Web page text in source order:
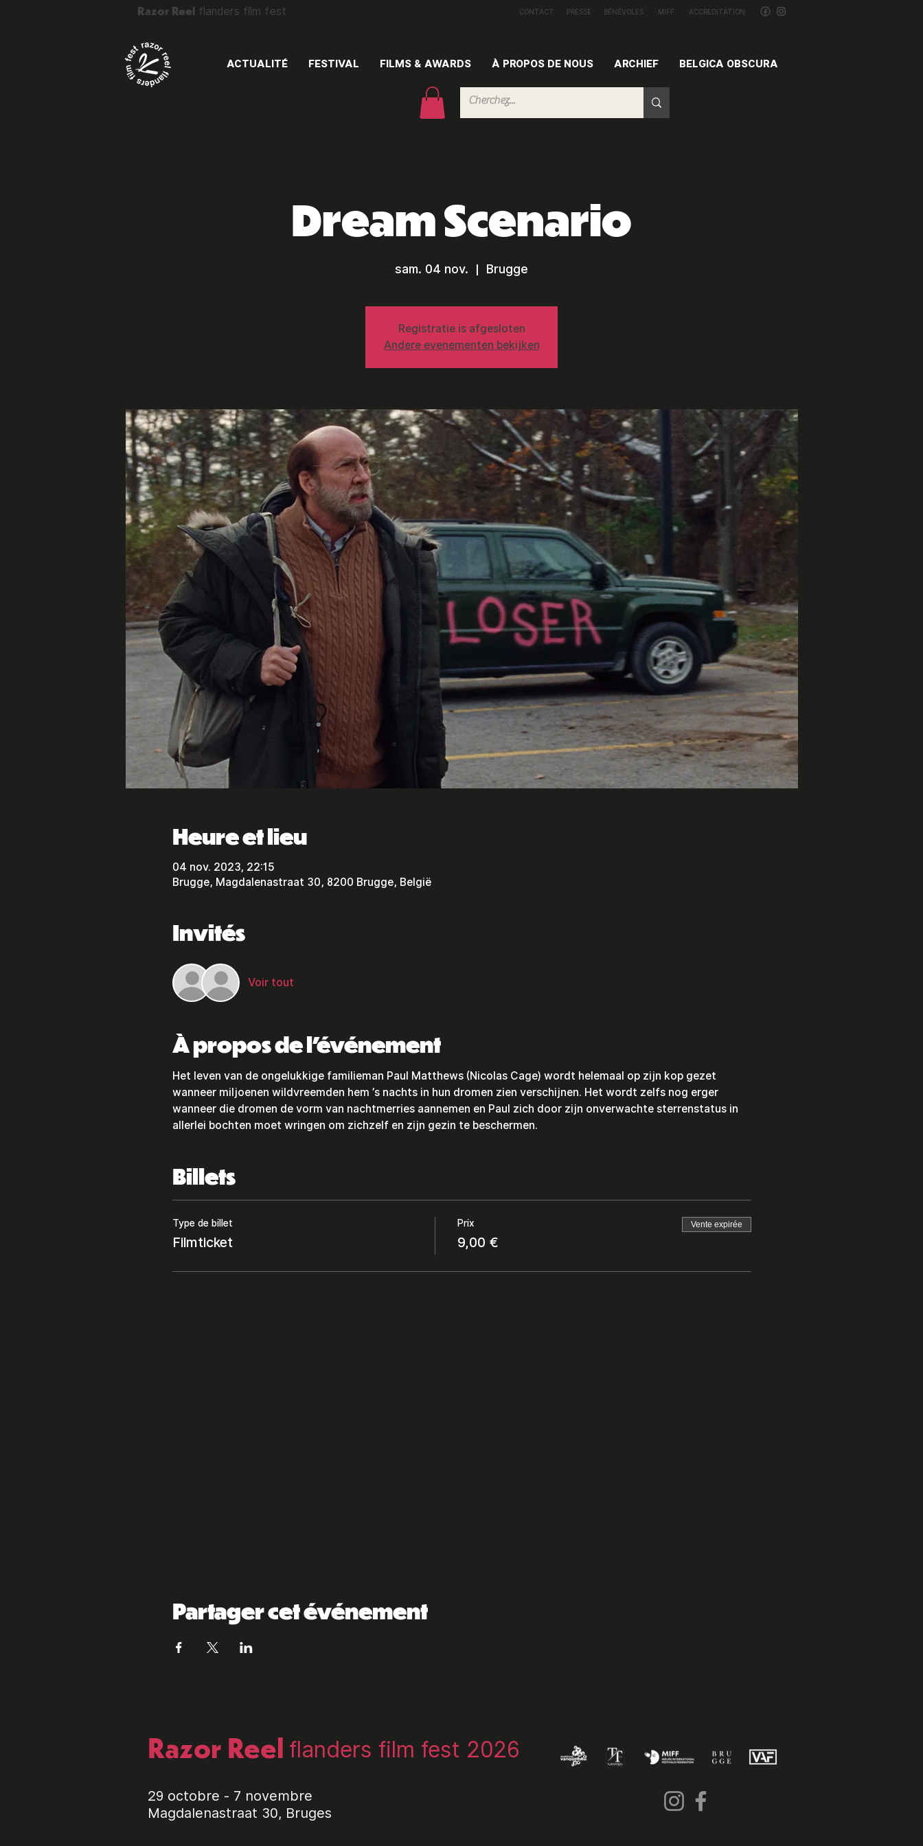
CONTACT PRESSE BÉNÉVOLES MIFF ACCREDITATION
flanders film fest
Razor Reel
ACTUALITÉ FESTIVAL FILMS & AWARDS À PROPOS DE NOUS ARCHIEF BELGICA OBSCURA
Dream Scenario
sam. 04 nov.
  |
Brugge
Registratie is afgesloten
Andere evenementen bekijken
Heure et lieu
04 nov. 2023, 22:15
Brugge, Magdalenastraat 30, 8200 Brugge, België
Invités
Voir tout
À propos de l'événement
Het leven van de ongelukkige familieman Paul Matthews (Nicolas Cage) wordt helemaal op zijn kop gezet
wanneer miljoenen wildvreemden hem ’s nachts in hun dromen zien verschijnen. Het wordt zelfs nog erger
wanneer die dromen de vorm van nachtmerries aannemen en Paul zich door zijn onverwachte sterrenstatus in
allerlei bochten moet wringen om zichzelf en zijn gezin te beschermen.
Billets
Type de billet
Filmticket
Prix
9,00 €
Vente expirée
Partager cet événement
Razor Reel flanders film fest 2026
29 octobre - 7 novembre
Magdalenastraat 30, Bruges